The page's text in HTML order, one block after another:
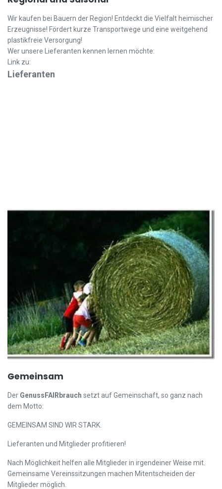
Wir kaufen bei Bauern der Region! Entdeckt die Vielfalt heimischer
Erzeugnisse! Fördert kurze Transportwege und eine weitgehend
plastikfreie Versorgung!
Wer unsere Lieferanten kennen lernen möchte:
Link zu:
Lieferanten
Gemeinsam
Der GenussFAIRbrauch setzt auf Gemeinschaft, so ganz nach
dem Motto:
GEMEINSAM SIND WIR STARK.
Lieferanten und Mitglieder profitieren!
Nach Möglichkeit helfen alle Mitglieder in irgendeiner Weise mit.
Gemeinsame Vereinssitzungen machen Mitentscheiden der
Mitglieder möglich.